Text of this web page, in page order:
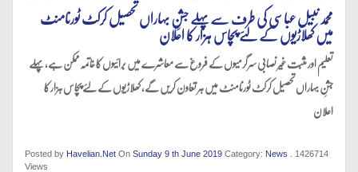
محمد نبیل عباسی کی طرف سےپہلے جشنِ بہاراں تحصیل کرکٹ ٹورنامنٹ
میں کھلاڑیوں کے لئے پچاس ہزار کا اعلان
تعلیم اور مثبت غیر نصابی سرگرمیوں کے فروغ سے معاشرے میں برائیوں کا خاتمہ ممکن ہے،پہلے
جشنِ بہاراں تحصیل کرکٹ ٹورنامنٹ میں ہر تعاون کریں گے، کھلاڑیوں کے لئے پچاس ہزار کا
اعلان
Posted by Havelian.Net On Sunday 9 th June 2019 Category: News . 1426714
Views